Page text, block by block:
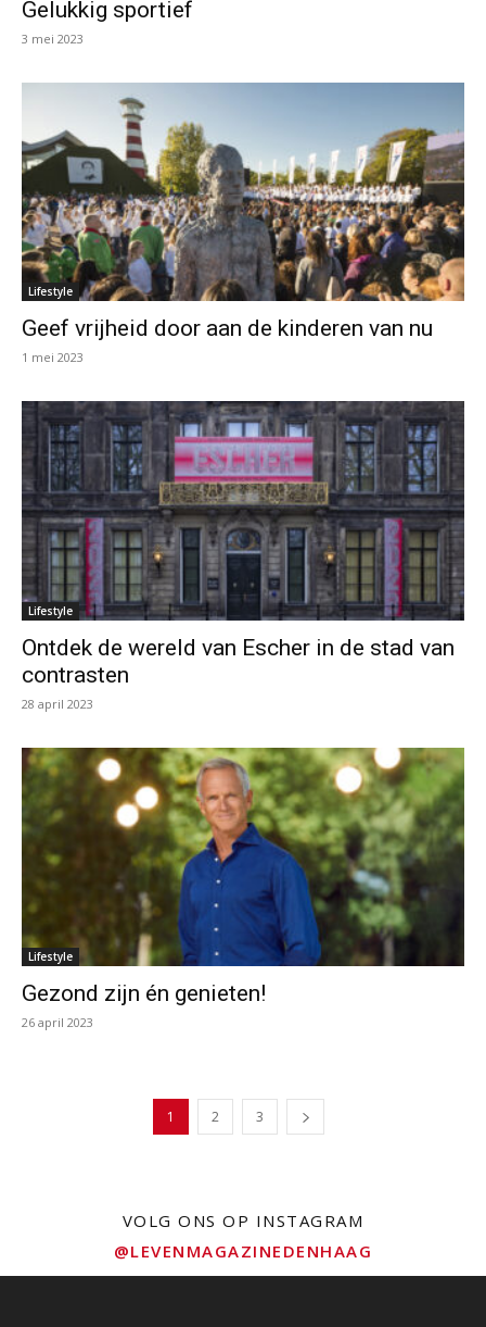
Gelukkig sportief
3 mei 2023
Lifestyle
Geef vrijheid door aan de kinderen van nu
1 mei 2023
Lifestyle
Ontdek de wereld van Escher in de stad van
contrasten
28 april 2023
Lifestyle
Gezond zijn én genieten!
26 april 2023
1 2 3
VOLG ONS OP INSTAGRAM
@LEVENMAGAZINEDENHAAG